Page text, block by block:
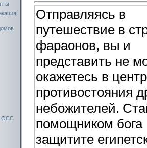
ОСС
Отправляясь в
путешествие в
фараонов, вы и
представить не
окажетесь в
противостояния
небожителей.
помощником бога
защитите